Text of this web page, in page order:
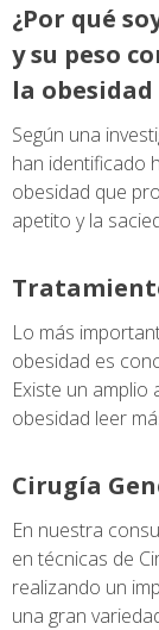
¿Por qué
y su peso
la obesidad
Según una
han identificado
obesidad que
apetito y la
Lo más
obesidad es
Existe un
obesidad leer
Cirugía
En nuestra
en técnicas de
realizando un
una gran